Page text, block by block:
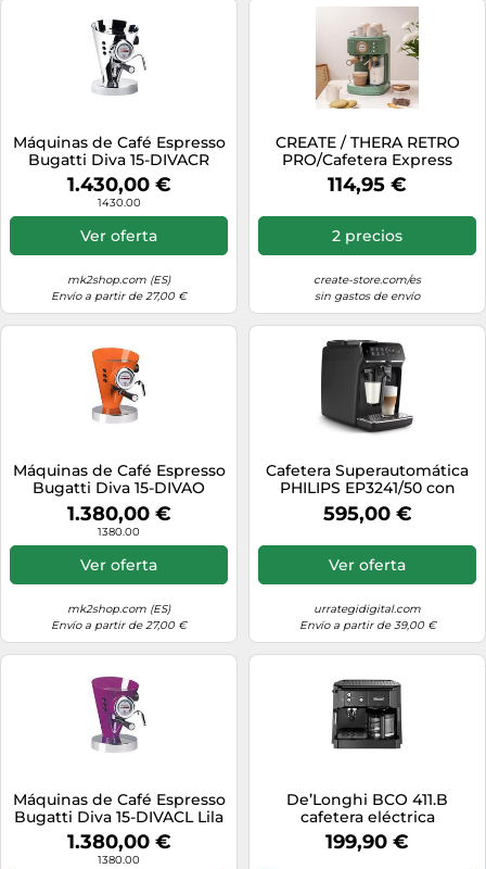
Máquinas de Café Espresso
Bugatti Diva 15-DIVACR
Acero
1.430,00 €
1430.00
Ver oferta
mk2shop.com (ES)
Envío a partir de 27,00 €
CREATE / THERA RETRO
PRO/Cafetera Express
semiautomática Verde
Sage / 20 bares, depósito
goteo, dos
salidas,capacidad 1,5l, para
114,95 €
2 precios
create-store.com/es
sin gastos de envío
Máquinas de Café Espresso
Bugatti Diva 15-DIVAO
Naranja
1.380,00 €
1380.00
Ver oferta
mk2shop.com (ES)
Envío a partir de 27,00 €
Cafetera Superautomática
PHILIPS EP3241/50 con
LatteGo Negro brillo
595,00 €
Ver oferta
urrategidigital.com
Envío a partir de 39,00 €
Máquinas de Café Espresso
Bugatti Diva 15-DIVACL Lila
1.380,00 €
1380.00
De’Longhi BCO 411.B
cafetera eléctrica
Totalmente automática
Cafetera combinada 1 L
199,90 €